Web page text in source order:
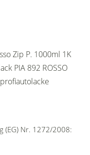
Zip P. 1000ml 1K
PIA 892 ROSSO
(EG) Nr. 1272/2008: